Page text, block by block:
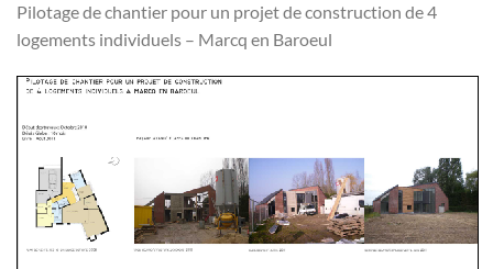
Pilotage de chantier pour un projet de construction de 4
logements individuels – Marcq en Baroeul